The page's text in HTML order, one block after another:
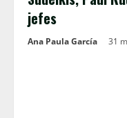
jefes
Ana Paula García 31